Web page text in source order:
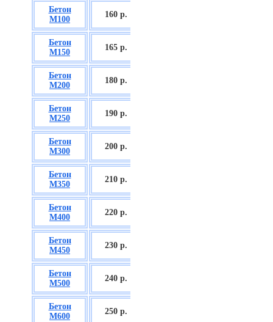
Бетон
М100
160 р.
Бетон
М150
165 р.
Бетон
М200
180 р.
Бетон
М250
190 р.
Бетон
М300
200 р.
Бетон
М350
210 р.
Бетон
М400
220 р.
Бетон
М450
230 р.
Бетон
М500
240 р.
Бетон
М600
250 р.